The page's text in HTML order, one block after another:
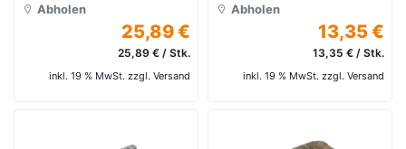
Abholen
25,89 €
25,89 € / Stk.
inkl. 19 % MwSt. zzgl. Versand
Abholen
13,35 €
13,35 € / Stk.
inkl. 19 % MwSt. zzgl. Versand